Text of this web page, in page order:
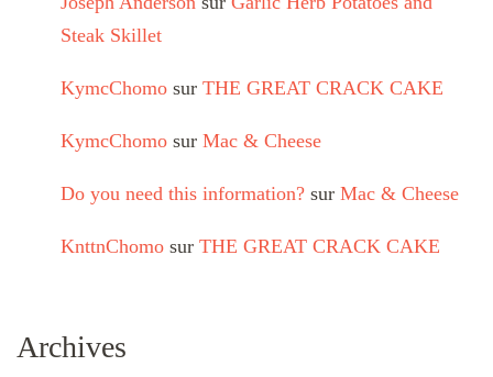
Steak Skillet
KymcChomo sur THE GREAT CRACK CAKE
KymcChomo sur Mac & Cheese
Do you need this information? sur Mac & Cheese
KnttnChomo sur THE GREAT CRACK CAKE
Archives